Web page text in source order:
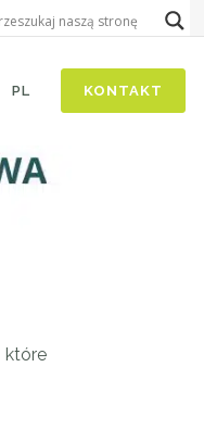
KONTAKT
PL
które